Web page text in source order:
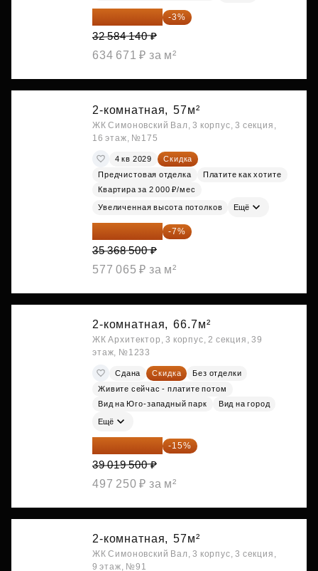
31 606 616 ₽ -3%
32 584 140 ₽
634 671 ₽ за м²
2-комнатная, 57м²
ЖК Симоновский Вал, 3 корпус, 3 секция,
16 этаж, №175
4 кв 2029
Скидка
Предчистовая отделка
Платите как хотите
Квартира за 2 000 ₽/мес
Увеличенная высота потолков Ещё
32 892 705 ₽ -7%
35 368 500 ₽
577 065 ₽ за м²
2-комнатная, 66.7м²
ЖК Архитектор, 3 корпус, 2 секция, 39
этаж, №1233
Сдана Скидка
Без отделки
Живите сейчас - платите потом
Вид на Юго-западный парк
Вид на город
Ещё
33 166 575 ₽ -15%
39 019 500 ₽
497 250 ₽ за м²
2-комнатная, 57м²
ЖК Симоновский Вал, 3 корпус, 3 секция,
9 этаж, №91